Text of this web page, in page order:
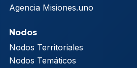
Agencia Misiones.uno
Nodos
Nodos Territoriales
Nodos Temáticos